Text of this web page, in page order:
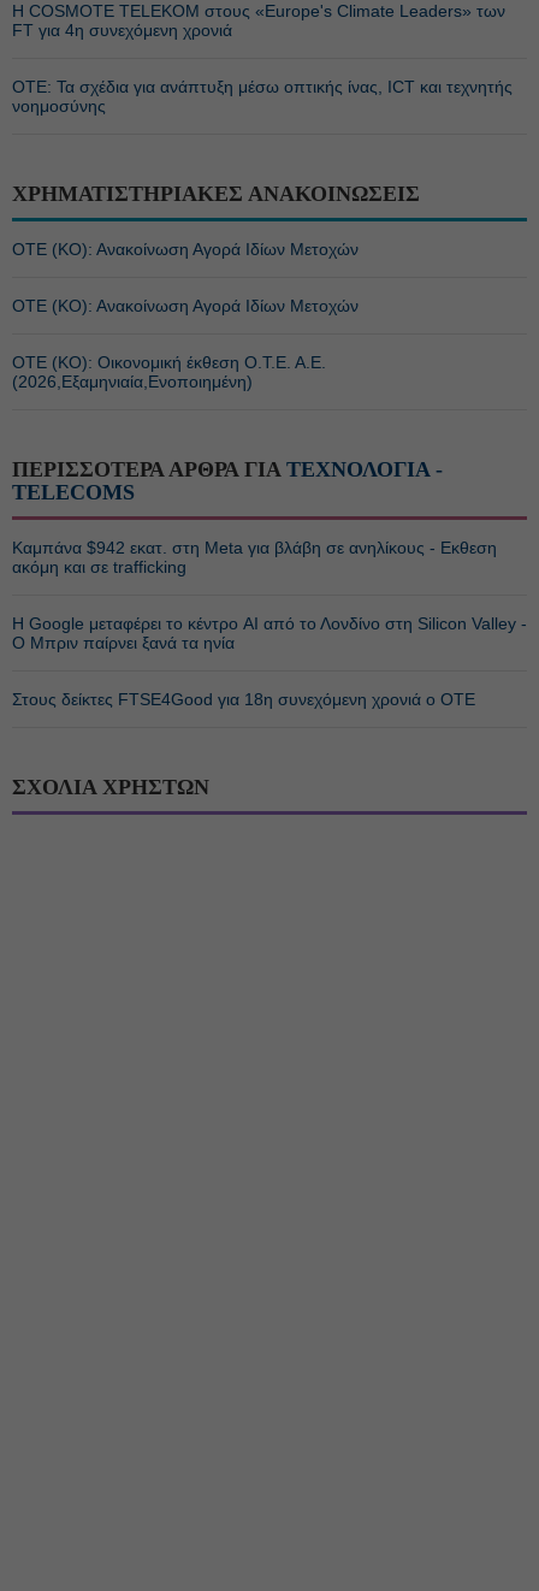
Η COSMOTE TELEKOM στους «Europe's Climate Leaders» των
FT για 4η συνεχόμενη χρονιά
ΟΤΕ: Τα σχέδια για ανάπτυξη μέσω οπτικής ίνας, ICT και τεχνητής
νοημοσύνης
ΧΡΗΜΑΤΙΣΤΗΡΙΑΚΕΣ ΑΝΑΚΟΙΝΩΣΕΙΣ
ΟΤΕ (ΚΟ): Ανακοίνωση Αγορά Ιδίων Μετοχών
ΟΤΕ (ΚΟ): Ανακοίνωση Αγορά Ιδίων Μετοχών
ΟΤΕ (ΚΟ): Οικονομική έκθεση Ο.Τ.Ε. Α.Ε.
(2026,Εξαμηνιαία,Ενοποιημένη)
ΠΕΡΙΣΣΟΤΕΡΑ ΑΡΘΡΑ ΓΙΑ ΤΕΧΝΟΛΟΓΙΑ -
TELECOMS
Καμπάνα $942 εκατ. στη Meta για βλάβη σε ανηλίκους - Εκθεση
ακόμη και σε trafficking
Η Google μεταφέρει το κέντρο AI από το Λονδίνο στη Silicon Valley -
Ο Μπριν παίρνει ξανά τα ηνία
Στους δείκτες FTSE4Good για 18η συνεχόμενη χρονιά ο ΟΤΕ
ΣΧΟΛΙΑ ΧΡΗΣΤΩΝ